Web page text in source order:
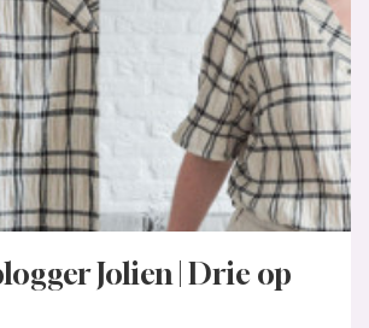
Jolien | Drie op